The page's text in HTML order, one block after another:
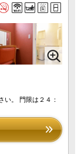
。 門限は２４：